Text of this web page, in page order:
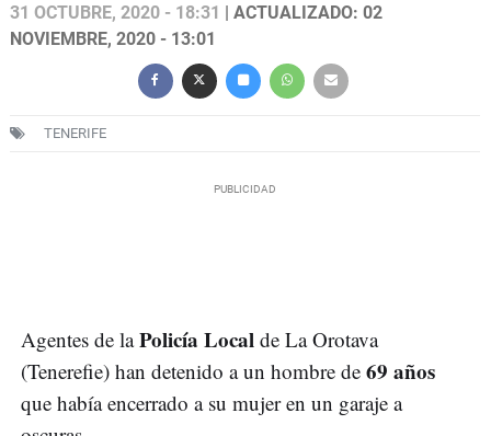
31 OCTUBRE, 2020 - 18:31
| ACTUALIZADO: 02
NOVIEMBRE, 2020 - 13:01
TENERIFE
Agentes de laPolicía Local de La Orotava
(Tenerefie) han detenido a un hombre de 69 años
que había encerrado a su mujer en un garaje a